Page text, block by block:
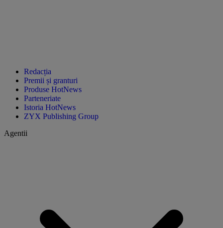
Redacția
Premii și granturi
Produse HotNews
Parteneriate
Istoria HotNews
ZYX Publishing Group
Agentii